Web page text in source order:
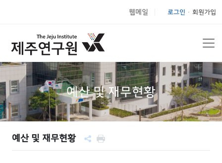
웹메일 로그인 회원가입
예산 및 재무현황
예산 및 재무현황